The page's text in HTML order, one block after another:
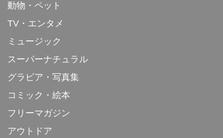
動物・ペット
TV・エンタメ
ミュージック
スーパーナチュラル
グラビア・写真集
コミック・絵本
フリーマガジン
アウトドア